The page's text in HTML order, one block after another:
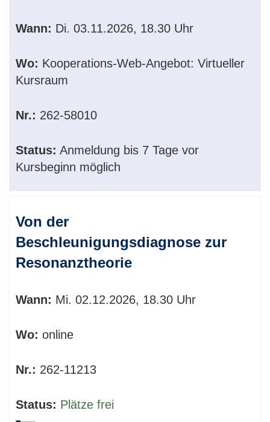
Wann: Di. 03.11.2026, 18.30 Uhr
Wo: Kooperations-Web-Angebot: Virtueller
Kursraum
Nr.: 262-58010
Status: Anmeldung bis 7 Tage vor
Kursbeginn möglich
Von der
Beschleunigungsdiagnose zur
Resonanztheorie
Wann: Mi. 02.12.2026, 18.30 Uhr
Wo: online
Nr.: 262-11213
Status: Plätze frei